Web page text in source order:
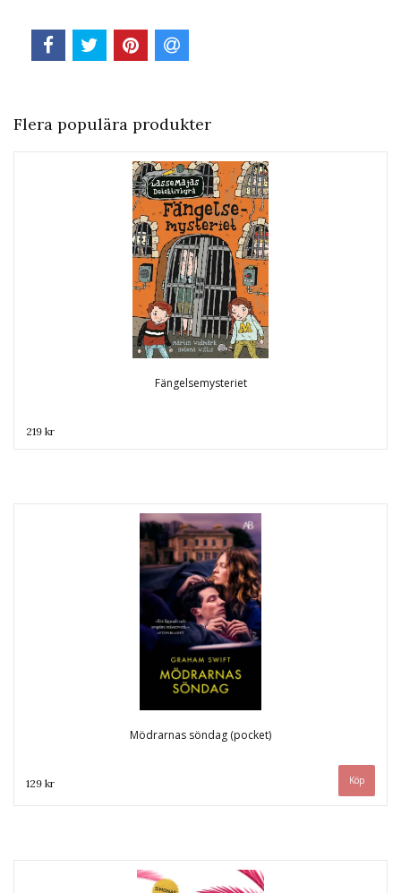
Flera populära produkter
Fängelsemysteriet
219 kr
Mödrarnas söndag (pocket)
129 kr